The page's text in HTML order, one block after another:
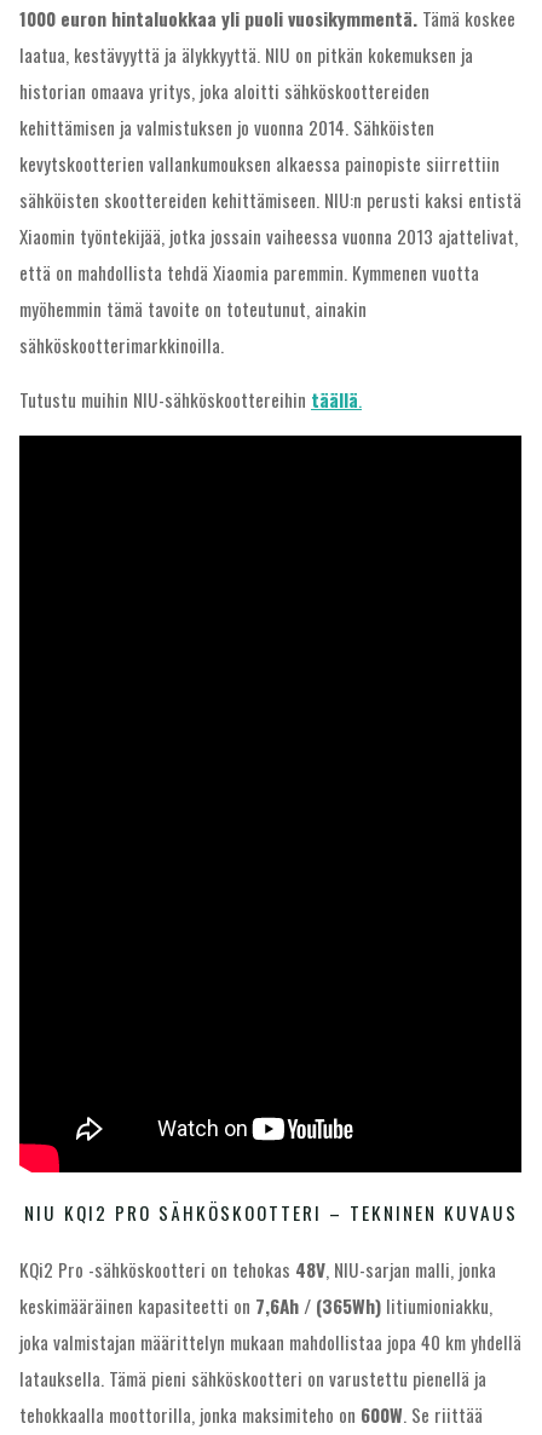
1000 euron hintaluokkaa yli puoli vuosikymmentä. Tämä koskee
laatua, kestävyyttä ja älykkyyttä. NIU on pitkän kokemuksen ja
historian omaava yritys, joka aloitti sähköskoottereiden
kehittämisen ja valmistuksen jo vuonna 2014. Sähköisten
kevytskootterien vallankumouksen alkaessa painopiste siirrettiin
sähköisten skoottereiden kehittämiseen. NIU:n perusti kaksi entistä
Xiaomin työntekijää, jotka jossain vaiheessa vuonna 2013 ajattelivat,
että on mahdollista tehdä Xiaomia paremmin. Kymmenen vuotta
myöhemmin tämä tavoite on toteutunut, ainakin
sähköskootterimarkkinoilla.
Tutustu muihin NIU-sähköskoottereihin täällä.
NIU KQI2 PRO SÄHKÖSKOOTTERI – TEKNINEN KUVAUS
KQi2 Pro -sähköskootteri on tehokas 48V, NIU-sarjan malli, jonka
keskimääräinen kapasiteetti on 7,6Ah / (365Wh) litiumioniakku,
joka valmistajan määrittelyn mukaan mahdollistaa jopa 40 km yhdellä
latauksella. Tämä pieni sähköskootteri on varustettu pienellä ja
tehokkaalla moottorilla, jonka maksimiteho on 600W. Se riittää